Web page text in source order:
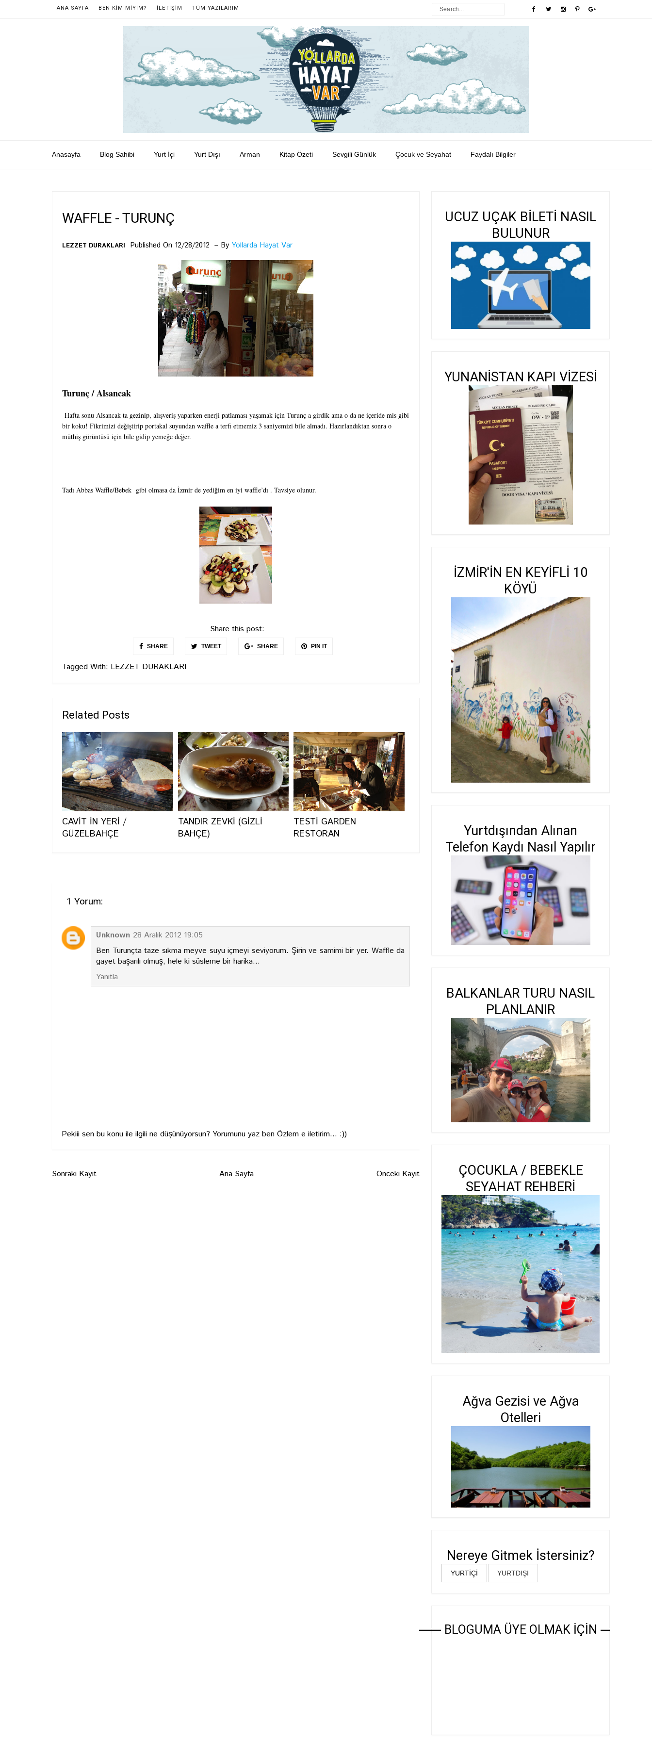
ANA SAYFA BEN KİM MİYİM? İLETİŞİM TÜM YAZILARIM
Anasayfa Blog Sahibi Yurt İçi Yurt Dışı Arman Kitap Özeti Sevgili Günlük Çocuk ve Seyahat Faydalı Bilgiler
WAFFLE - TURUNÇ
LEZZET DURAKLARI Published On 12/28/2012 By Yollarda Hayat Var
Turunç / Alsancak
Hafta sonu Alsancak ta gezinip, alışveriş yaparken enerji patlaması yaşamak için Turunç a girdik ama o da ne içeride mis gibi
bir koku! Fikrimizi değiştirip portakal suyundan waffle a terfi etmemiz 3 saniyemizi bile almadı. Hazırlandıktan sonra o
müthiş görüntüsü için bile gidip yemeğe değer.
Tadı Abbas Waffle/Bebek gibi olmasa da İzmir de yediğim en iyi waffle’dı . Tavsiye olunur.
Share this post:
SHARE TWEET SHARE PIN IT
Tagged With: LEZZET DURAKLARI
Related Posts
CAVİT İN YERİ /
GÜZELBAHÇE
TANDIR ZEVKİ (GİZLİ
BAHÇE)
TESTİ GARDEN
RESTORAN
1 Yorum:
Unknown 28 Aralık 2012 19:05
Ben Turunçta taze sıkma meyve suyu içmeyi seviyorum. Şirin ve samimi bir yer. Waffle da
gayet başarılı olmuş, hele ki süsleme bir harika...
Yanıtla
Pekiii sen bu konu ile ilgili ne düşünüyorsun? Yorumunu yaz ben Özlem e iletirim... :))
Sonraki Kayıt Ana Sayfa Önceki Kayıt
UCUZ UÇAK BİLETİ NASIL
BULUNUR
YUNANİSTAN KAPI VİZESİ
İZMİR'İN EN KEYİFLİ 10
KÖYÜ
Yurtdışından Alınan
Telefon Kaydı Nasıl Yapılır
BALKANLAR TURU NASIL
PLANLANIR
ÇOCUKLA / BEBEKLE
SEYAHAT REHBERİ
Ağva Gezisi ve Ağva
Otelleri
Nereye Gitmek İstersiniz?
YURTİÇİ YURTDIŞI
BLOGUMA ÜYE OLMAK İÇİN